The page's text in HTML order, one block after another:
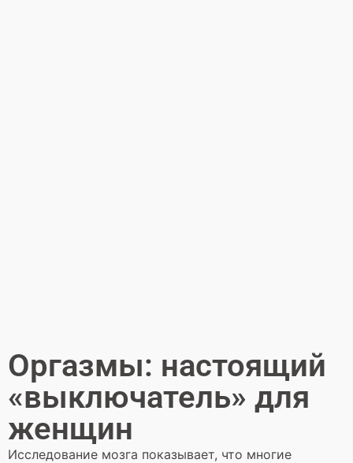
Оргазмы: настоящий
«выключатель» для
женщин
Исследование мозга показывает, что многие